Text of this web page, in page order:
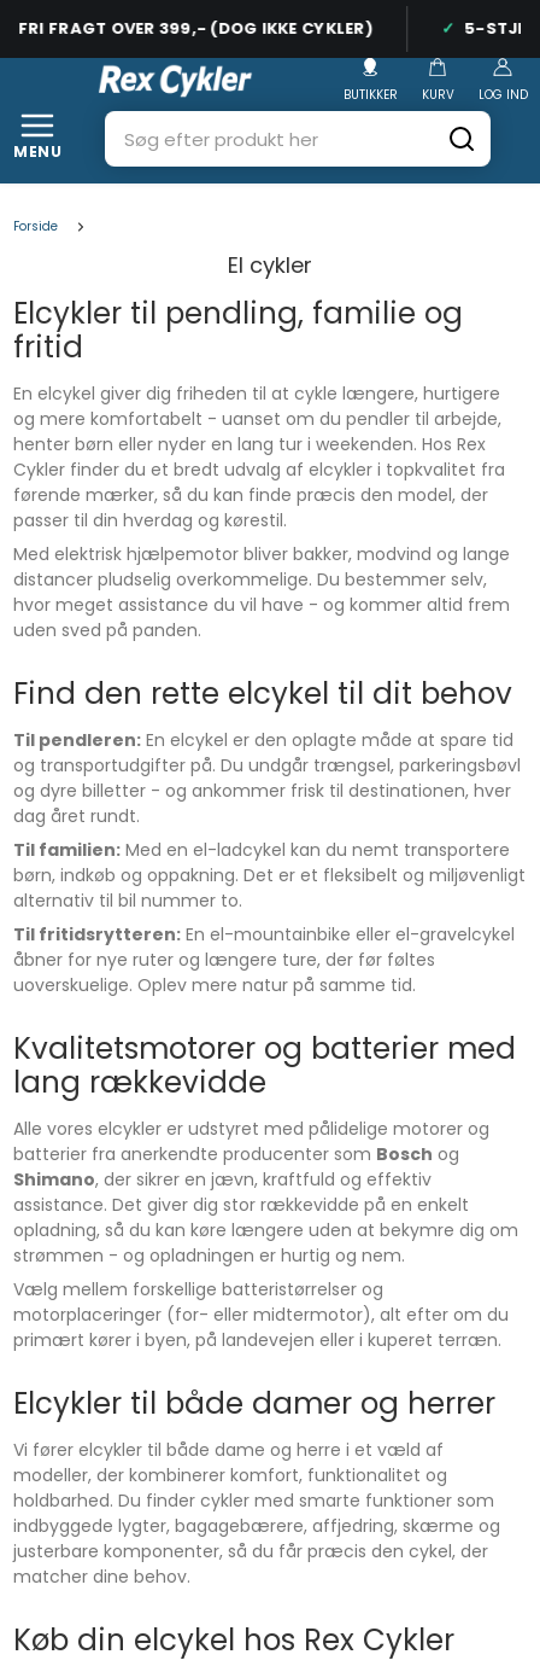
FRAGT OVER 399,- (DOG IKKE CYKLER) 5-
MENU
LOG IND
BUTIKKER KURV
Forside
El cykler
Elcykler til pendling, familie og
fritid
En elcykel giver dig friheden til at cykle længere, hurtigere
og mere komfortabelt - uanset om du pendler til arbejde,
henter børn eller nyder en lang tur i weekenden. Hos Rex
Cykler finder du et bredt udvalg af elcykler i topkvalitet fra
førende mærker, så du kan finde præcis den model, der
passer til din hverdag og kørestil.
Med elektrisk hjælpemotor bliver bakker, modvind og lange
distancer pludselig overkommelige. Du bestemmer selv,
hvor meget assistance du vil have - og kommer altid frem
uden sved på panden.
Find den rette elcykel til dit behov
Til pendleren: En elcykel er den oplagte måde at spare tid
og transportudgifter på. Du undgår trængsel, parkeringsbøvl
og dyre billetter - og ankommer frisk til destinationen, hver
dag året rundt.
Til familien: Med en el-ladcykel kan du nemt transportere
børn, indkøb og oppakning. Det er et fleksibelt og miljøvenligt
alternativ til bil nummer to.
Til fritidsrytteren: En el-mountainbike eller el-gravelcykel
åbner for nye ruter og længere ture, der før føltes
uoverskuelige. Oplev mere natur på samme tid.
Kvalitetsmotorer og batterier med
lang rækkevidde
Alle vores elcykler er udstyret med pålidelige motorer og
batterier fra anerkendte producenter som Bosch og
Shimano, der sikrer en jævn, kraftfuld og effektiv
assistance. Det giver dig stor rækkevidde på en enkelt
opladning, så du kan køre længere uden at bekymre dig om
strømmen - og opladningen er hurtig og nem.
Vælg mellem forskellige batteristørrelser og
motorplaceringer (for- eller midtermotor), alt efter om du
primært kører i byen, på landevejen eller i kuperet terræn.
Elcykler til både damer og herrer
Vi fører elcykler til både dame og herre i et væld af
modeller, der kombinerer komfort, funktionalitet og
holdbarhed. Du finder cykler med smarte funktioner som
indbyggede lygter, bagagebærere, affjedring, skærme og
justerbare komponenter, så du får præcis den cykel, der
matcher dine behov.
Køb din elcykel hos Rex Cykler